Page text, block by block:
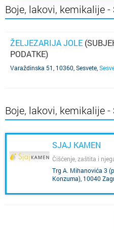
Boje, lakovi, kemikalije -
ŽELJEZARIJA JOLE
PODATKE)
Varaždinska 51, 10360, Sesvete
Boje, lakovi, kemikalije
SJAJ KAMEN
Čišćenje, zaštita i
gnajsa
Trg A. Mihanovića 3
Konzuma), 10040